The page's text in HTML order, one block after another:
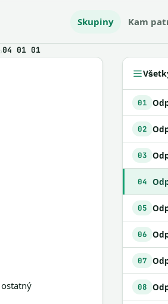
Skupiny Kam
›04 01 01
01
02
03
04
05
06
07
08